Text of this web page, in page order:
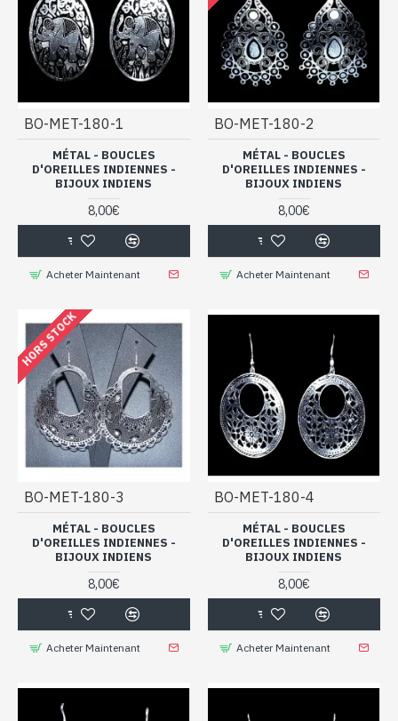
BO-MET-180-1
MÉTAL - BOUCLES
D'OREILLES INDIENNES -
BIJOUX INDIENS
8,00€
Acheter Maintenant
BO-MET-180-2
MÉTAL - BOUCLES
D'OREILLES INDIENNES -
BIJOUX INDIENS
8,00€
Acheter Maintenant
HORS STOCK
BO-MET-180-3
MÉTAL - BOUCLES
D'OREILLES INDIENNES -
BIJOUX INDIENS
8,00€
Acheter Maintenant
BO-MET-180-4
MÉTAL - BOUCLES
D'OREILLES INDIENNES -
BIJOUX INDIENS
8,00€
Acheter Maintenant